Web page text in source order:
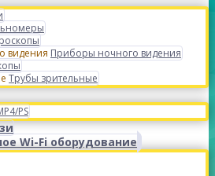
Приборы ночного видения
Трубы зрительные
PS
Wi-Fi оборудование